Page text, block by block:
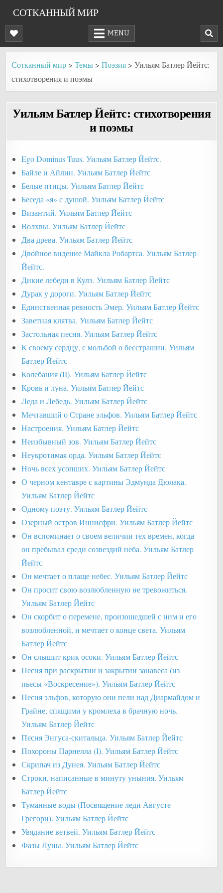
content
СОТКАННЫЙ МИР
MENU
Сотканный мир >Темы >Поэзия >Уильям Батлер Йейтс:
стихотворения и поэмы
Уильям Батлер Йейтс: стихотворения
и поэмы
Ego Dominus Tuus. Уильям Батлер Йейтс.
Байле и Айлин. Уильям Батлер Йейтс
Белые птицы. Уильям Батлер Йейтс
Беседа «я» с душой. Уильям Батлер Йейтс
Византий. Уильям Батлер Йейтс
Волхвы. Уильям Батлер Йейтс
Два древа. Уильям Батлер Йейтс
Двойное видение Майкла Робартса. Уильям Батлер
Йейтс.
Дикие лебеди в Кулэ. Уильям Батлер Йейтс
Дурак у дороги. Уильям Батлер Йейтс
Единственная ревность Эмер. Уильям Батлер Йейтс
Заветная клятва. Уильям Батлер Йейтс
Застольная песня. Уильям Батлер Йейтс
К своему сердцу, с мольбой о бесстрашии. Уильям
Батлер Йейтс
Колебания (II). Уильям Батлер Йейтс
Кровь и луна. Уильям Батлер Йейтс
Леда и Лебедь. Уильям Батлер Йейтс
Мечтавший о Стране эльфов. Уильям Батлер Йейтс
Настроения. Уильям Батлер Йейтс
Неизбывный зов. Уильям Батлер Йейтс
Неукротимая орда. Уильям Батлер Йейтс
Ночь всех усопших. Уильям Батлер Йейтс
О черном кентавре с картины Эдмунда Дюлака.
Уильям Батлер Йейтс
Одному поэту. Уильям Батлер Йейтс
Озерный остров Иннисфри. Уильям Батлер Йейтс
Он вспоминает о своем величии тех времен, когда
он пребывал среди созвездий неба. Уильям Батлер
Йейтс
Он мечтает о плаще небес. Уильям Батлер Йейтс
Он просит свою возлюбленную не тревожиться.
Уильям Батлер Йейтс
Он скорбит о перемене, произошедшей с ним и его
возлюбленной, и мечтает о конце света. Уильям
Батлер Йейтс
Он слышит крик осоки. Уильям Батлер Йейтс
Песня при раскрытии и закрытии занавеса (из
пьесы «Воскресение»). Уильям Батлер Йейтс
Песня эльфов, которую они пели над Диармайдом и
Грайне, спящими у кромлеха в брачную ночь.
Уильям Батлер Йейтс
Песня Энгуса-скитальца. Уильям Батлер Йейтс
Похороны Парнелла (I). Уильям Батлер Йейтс
Скрипач из Дунея. Уильям Батлер Йейтс
Строки, написанные в минуту уныния. Уильям
Батлер Йейтс
Туманные воды (Посвящение леди Августе
Грегори). Уильям Батлер Йейтс
Увядание ветвей. Уильям Батлер Йейтс
Фазы Луны. Уильям Батлер Йейтс